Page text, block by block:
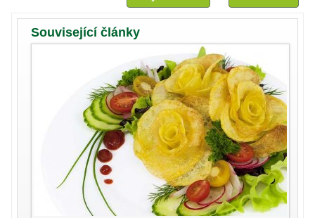
Související články